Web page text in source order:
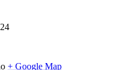
+ Google Map